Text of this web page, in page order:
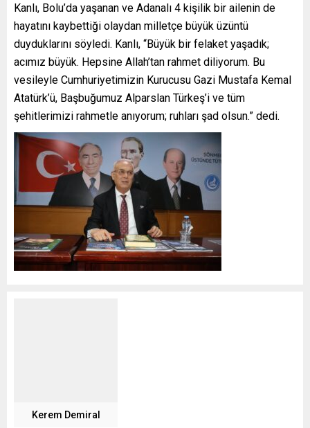
Kanlı, Bolu’da yaşanan ve Adanalı 4 kişilik bir ailenin de
hayatını kaybettiği olaydan milletçe büyük üzüntü
duyduklarını söyledi. Kanlı, “Büyük bir felaket yaşadık;
acımız büyük. Hepsine Allah’tan rahmet diliyorum. Bu
vesileyle Cumhuriyetimizin Kurucusu Gazi Mustafa Kemal
Atatürk’ü, Başbuğumuz Alparslan Türkeş’i ve tüm
şehitlerimizi rahmetle anıyorum; ruhları şad olsun.” dedi.
Kerem Demiral